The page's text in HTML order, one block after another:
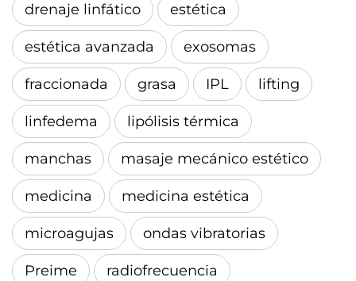
drenaje linfático estética
estética avanzada exosomas
fraccionada grasa IPL lifting
linfedema lipólisis térmica
manchas masaje mecánico estético
medicina medicina estética
microagujas ondas vibratorias
Preime radiofrecuencia